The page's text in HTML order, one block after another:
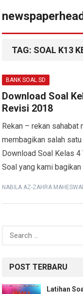
TAG: SOAL K13
BANK SOAL SD
Download Soal
Revisi 2018
Rekan – rekan sahabat
membagikan salah
Download Soal Kelas
Soal yang kami
NABILA AZ-ZAHRA
Search
for:
POST TERBARU
Latihan